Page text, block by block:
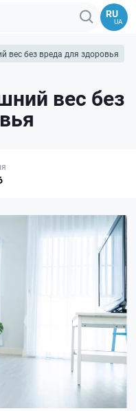
RU
UA
вес без вреда для здоровья
вес без